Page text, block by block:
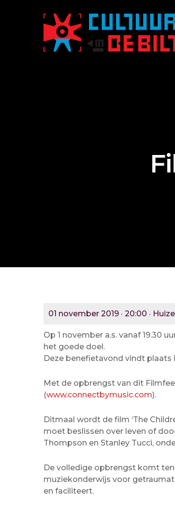
01 november 2019 · 20:00 ·
Op 1 november a.s. vanaf 19.30
het goede doel.
Deze benefietavond vindt plaats
Met de opbrengst van dit
(www.connectbymusic.com).
Ditmaal wordt de film ‘The
moet beslissen over leven of
Thompson en Stanley Tucci,
De volledige opbrengst komt ten
muziekonderwijs voor
en faciliteert.